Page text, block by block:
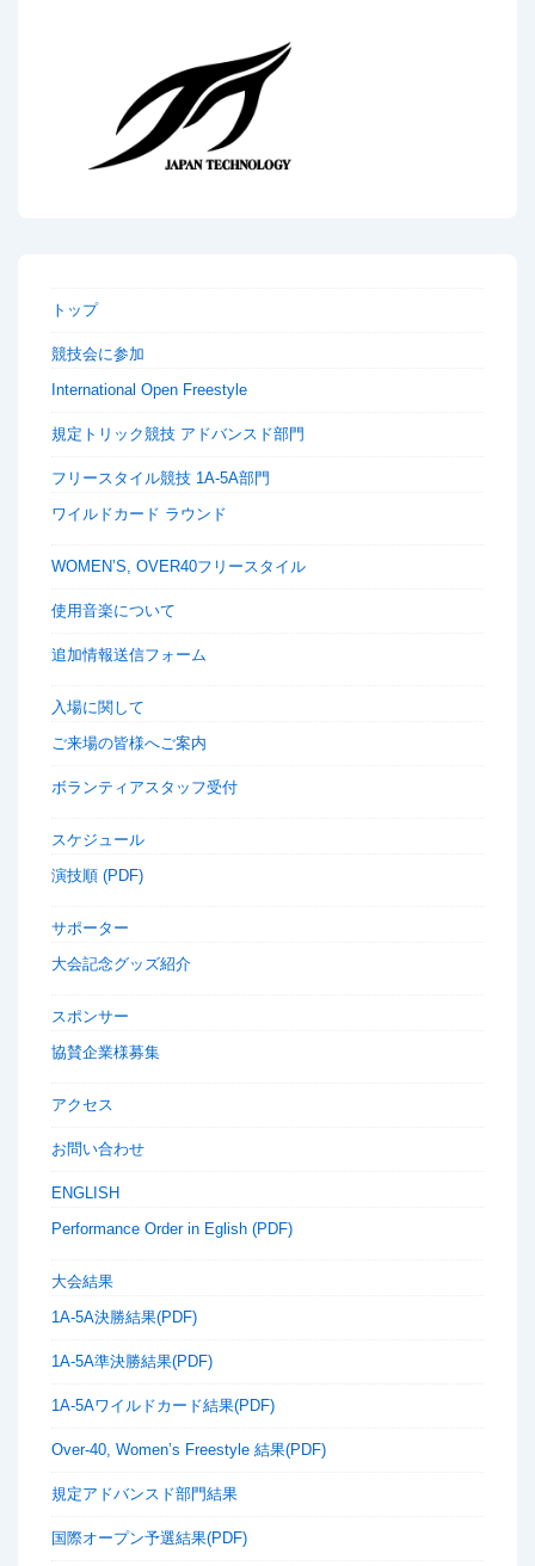
トップ
競技会に参加
International Open Freestyle
規定トリック競技 アドバンスド部門
フリースタイル競技 1A-5A部門
ワイルドカード ラウンド
WOMEN’S, OVER40フリースタイル
使用音楽について
追加情報送信フォーム
入場に関して
ご来場の皆様へご案内
ボランティアスタッフ受付
スケジュール
演技順 (PDF)
サポーター
大会記念グッズ紹介
スポンサー
協賛企業様募集
アクセス
お問い合わせ
ENGLISH
Performance Order in Eglish (PDF)
大会結果
1A-5A決勝結果(PDF)
1A-5A準決勝結果(PDF)
1A-5Aワイルドカード結果(PDF)
Over-40, Women’s Freestyle 結果(PDF)
規定アドバンスド部門結果
国際オープン予選結果(PDF)